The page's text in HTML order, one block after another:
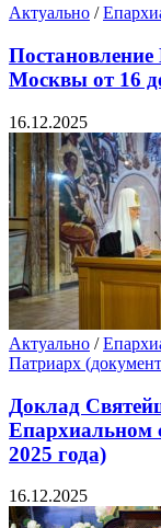
Актуально /
Москвы от 16
16.12.2025
Актуально /
Патриарх
Доклад
Епархиальном
2025 года)
16.12.2025